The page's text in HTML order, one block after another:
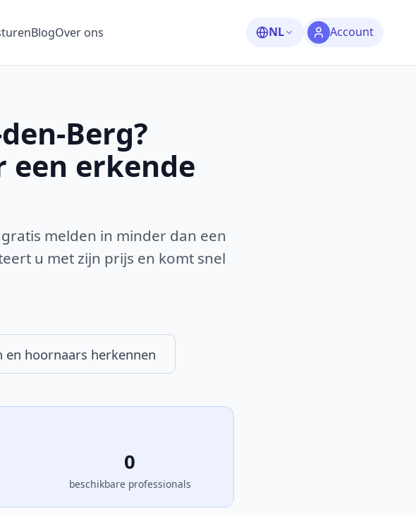
BlogOver ons NL Account
Berg?
een erkende
melden in minder dan een
u met zijn prijs en komt snel
en hoornaars herkennen
0
beschikbare professionals